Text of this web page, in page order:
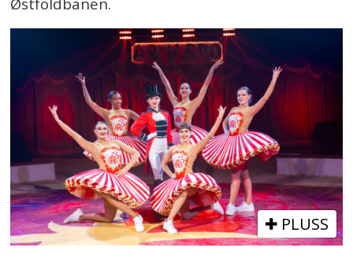
PLUSS